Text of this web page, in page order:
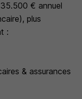
€ annuel
plus
:
& assurances